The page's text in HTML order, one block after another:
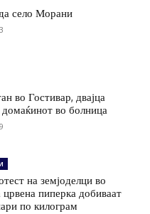
село Морани
во Гостивар, двајца
домаќинот во болница
на земјоделци во
пиперка добиваат
по килограм